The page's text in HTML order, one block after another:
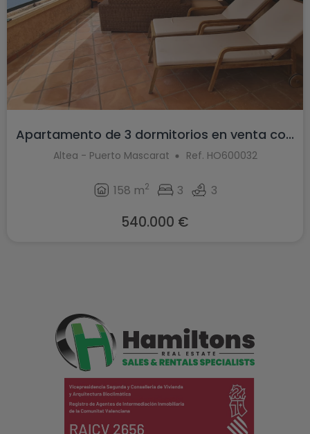
Apartamento de 3 dormitorios en venta co...
Altea - Puerto Mascarat Ref. HO600032
158 m2 3 3
540.000 €